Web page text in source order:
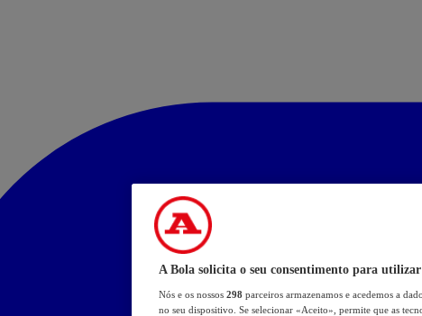
A Bola solicita o seu consentimento para utilizar
Nós e os nossos 298 parceiros armazenamos e acedemos a
no seu dispositivo. Se selecionar «Aceito», permite que as